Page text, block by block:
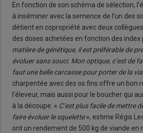
En fonction de son schéma de sélection,
à inséminer avec la semence de l’un des
détient en copropriété avec deux
des doses achetées en fonction des index
matière de génétique, il est préférable de
évoluer sans souci. Mon optique, c’est de
faut une belle carcasse pour porter de la
charpentée avec des os fins offre un bon
l’éleveur, mais aussi pour le boucher qui
à la découpe. « C’est plus facile de mettre
faire évoluer le squelette», estime Régis
ont un rendement de 500 kg de viande en